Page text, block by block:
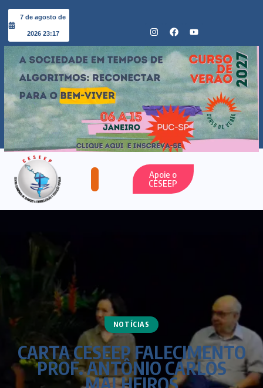
7 de agosto de
2026 23:17
Apoie o
CESEEP
NOTÍCIAS
CARTA CESEEP FALECIMENTO
PROF. ANTÔNIO CARLOS